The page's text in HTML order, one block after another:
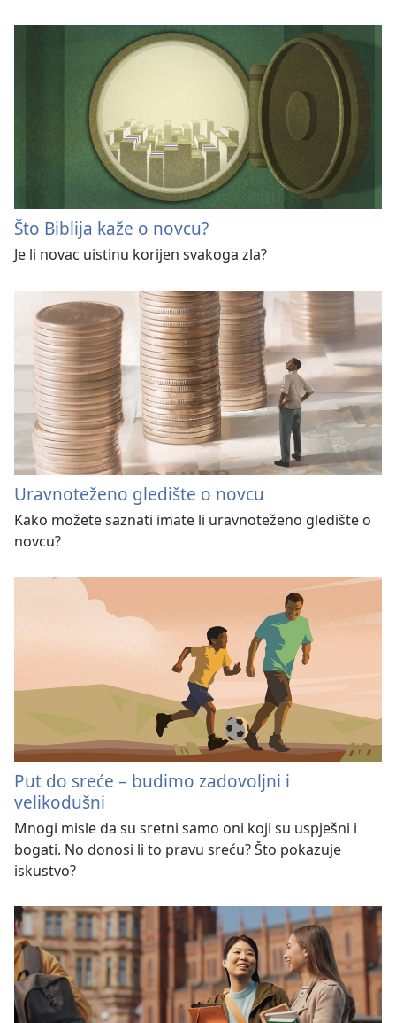
Što Biblija kaže o novcu?
Je li novac uistinu korijen svakoga zla?
Uravnoteženo gledište o novcu
Kako možete saznati imate li uravnoteženo gledište o
novcu?
Put do sreće – budimo zadovoljni i
velikodušni
Mnogi misle da su sretni samo oni koji su uspješni i
bogati. No donosi li to pravu sreću? Što pokazuje
iskustvo?